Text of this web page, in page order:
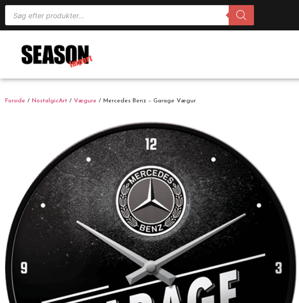
Forside / NostalgicArt / Vægure / Mercedes Benz – Garage Vægur